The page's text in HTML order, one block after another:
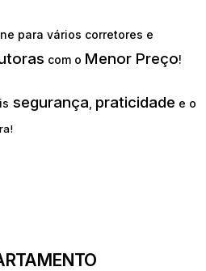
para vários corretores e
com o Menor Preço!
segurança praticidade e o